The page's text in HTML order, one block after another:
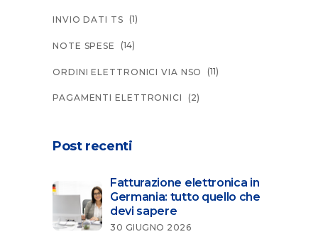
INVIO DATI TS (1)
NOTE SPESE (14)
ORDINI ELETTRONICI VIA NSO (11)
PAGAMENTI ELETTRONICI (2)
Post recenti
Fatturazione elettronica in
Germania: tutto quello che
devi sapere
30 GIUGNO 2026